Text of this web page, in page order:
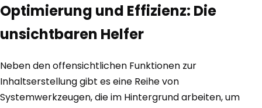
Optimierung und Effizienz: Die
unsichtbaren Helfer
Neben den offensichtlichen Funktionen zur
Inhaltserstellung gibt es eine Reihe von
Systemwerkzeugen, die im Hintergrund arbeiten, um